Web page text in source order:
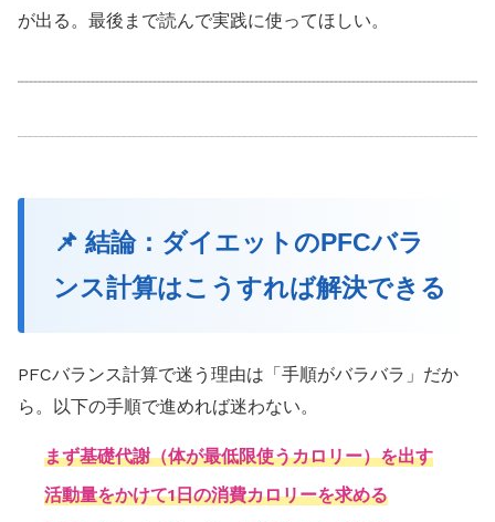
が出る。最後まで読んで実践に使ってほしい。
📌 結論：ダイエットのPFCバラ
ンス計算はこうすれば解決できる
PFCバランス計算で迷う理由は「手順がバラバラ」だか
ら。以下の手順で進めれば迷わない。
まず基礎代謝（体が最低限使うカロリー）を出す
活動量をかけて1日の消費カロリーを求める